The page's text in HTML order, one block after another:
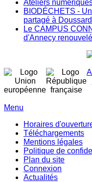
Ateliers
BIODÉCHETS -
partagé à Doussard
Le CAMPUS
d'Annecy
Menu
Horaires
Téléchargements
Mentions légales
Politique de
Plan du site
Connexion
Actualités